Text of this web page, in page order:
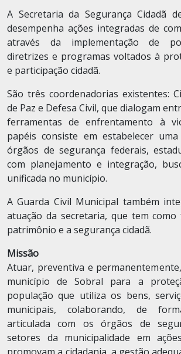
A Secretaria da Segurança Cidadã
desempenha ações integradas de
através da implementação de
diretrizes e programas voltados à
e participação cidadã.
São três coordenadorias existentes:
de Paz e Defesa Civil, que dialogam
ferramentas de enfrentamento à
papéis consiste em estabelecer
órgãos de segurança federais,
com planejamento e integração,
unificada no município.
A Guarda Civil Municipal também
atuação da secretaria, que tem
patrimônio e a segurança cidadã.
Missão
Atuar, preventiva e
município de Sobral para a
população que utiliza os bens,
municipais, colaborando, de
articulada com os órgãos de
setores da municipalidade em